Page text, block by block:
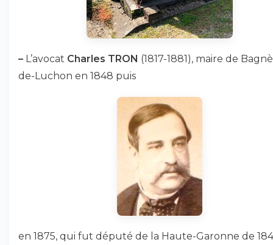
– L’avocat Charles TRON (1817-1881), maire de
de-Luchon en 1848 puis
en 1875, qui fut député de la Haute-Garonne de